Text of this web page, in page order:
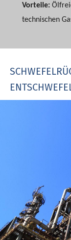
Vorteile:
technischen